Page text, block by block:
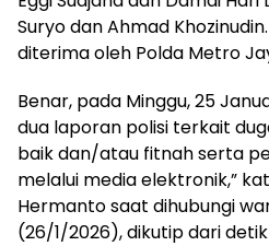
Suryo dan Ahmad
diterima oleh Polda Metro
Benar, pada Minggu, 25
dua laporan polisi terkait
baik dan/atau fitnah serta
melalui media elektronik,”
Hermanto saat dihubungi
(26/1/2026), dikutip dari